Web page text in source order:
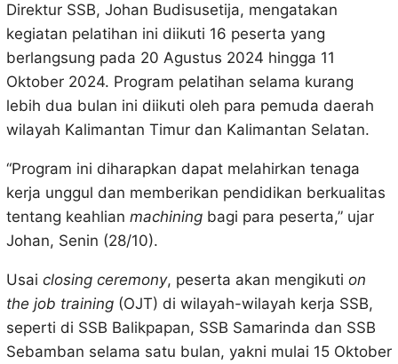
Direktur SSB, Johan Budisusetija, mengatakan
kegiatan pelatihan ini diikuti 16 peserta yang
berlangsung pada 20 Agustus 2024 hingga 11
Oktober 2024. Program pelatihan selama kurang
lebih dua bulan ini diikuti oleh para pemuda daerah
wilayah Kalimantan Timur dan Kalimantan Selatan.
“Program ini diharapkan dapat melahirkan tenaga
kerja unggul dan memberikan pendidikan berkualitas
tentang keahlian machiningbagi para peserta,” ujar
Johan, Senin (28/10).
Usai closing ceremony, peserta akan mengikuti on
the job training(OJT) di wilayah-wilayah kerja SSB,
seperti di SSB Balikpapan, SSB Samarinda dan SSB
Sebamban selama satu bulan, yakni mulai 15 Oktober